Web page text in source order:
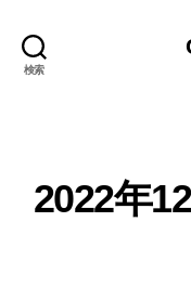
検索
2022年